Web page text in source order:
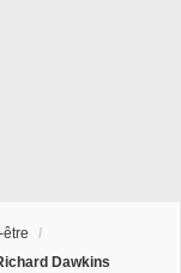
être
/
Dawkins